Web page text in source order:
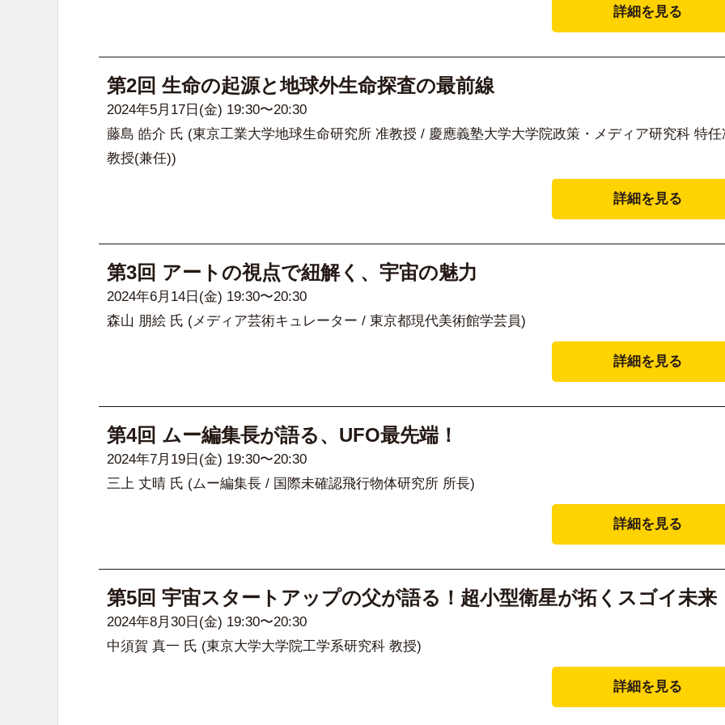
詳細を見る
第2回 生命の起源と地球外生命探査の最前線
2024年5月17日(金) 19:30〜20:30
藤島 皓介 氏 (東京工業大学地球生命研究所 准教授 / 慶應義塾大学大学院政策・メディア研究科 特任
教授(兼任))
詳細を見る
第3回 アートの視点で紐解く、宇宙の魅力
2024年6月14日(金) 19:30〜20:30
森山 朋絵 氏 (メディア芸術キュレーター / 東京都現代美術館学芸員)
詳細を見る
第4回 ムー編集長が語る、UFO最先端！
2024年7月19日(金) 19:30〜20:30
三上 丈晴 氏 (ムー編集長 / 国際未確認飛行物体研究所 所長)
詳細を見る
第5回 宇宙スタートアップの父が語る！超小型衛星が拓くスゴイ未来
2024年8月30日(金) 19:30〜20:30
中須賀 真一 氏 (東京大学大学院工学系研究科 教授)
詳細を見る